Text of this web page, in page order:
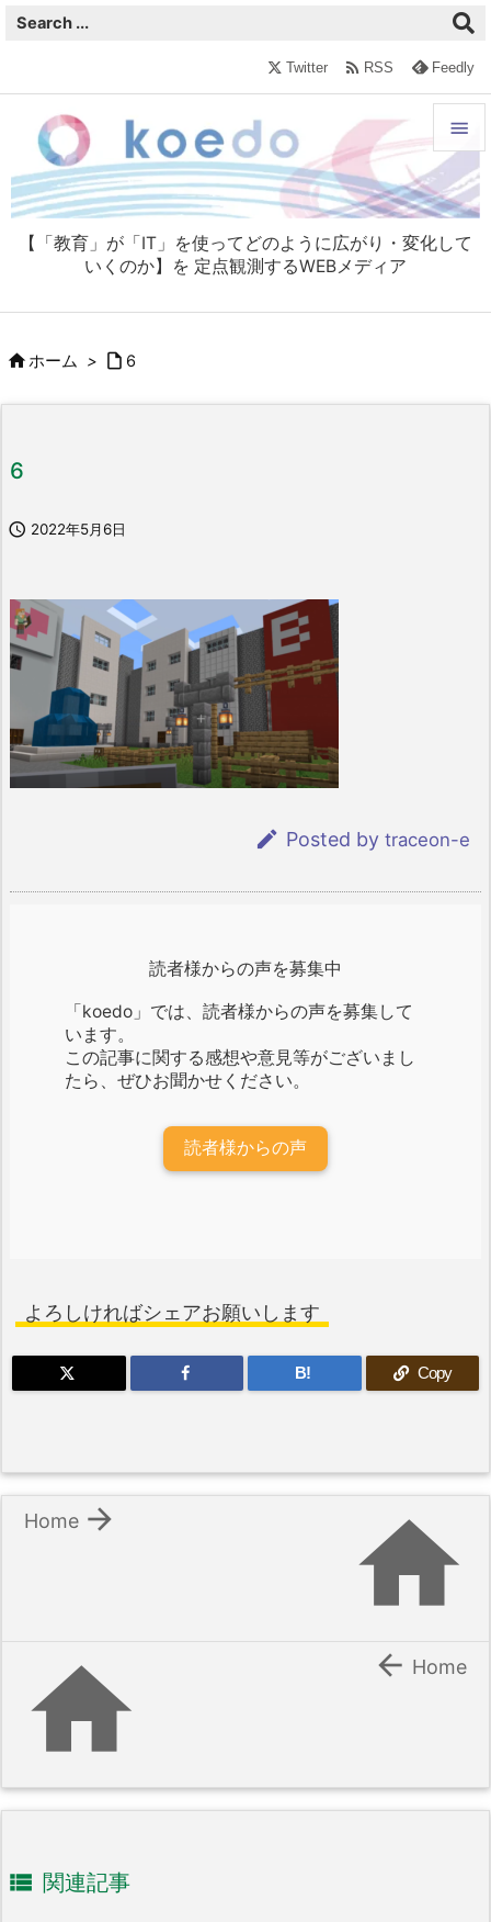
【「教育」が「IT」を使ってどのように広がり・変化して
いくのか】を 定点観測するWEBメディア


メニュ

Twitter  RSS Feedly
ホーム >  6
6
 2022年5月6日
 Posted by traceon-e
読者様からの声を募集中
「koedo」では、読者様からの声を募集して
います。
この記事に関する感想や意見等がございまし
たら、ぜひお聞かせください。
読者様からの声
よろしければシェアお願いします
B! Copy


Home
  Home
 関連記事